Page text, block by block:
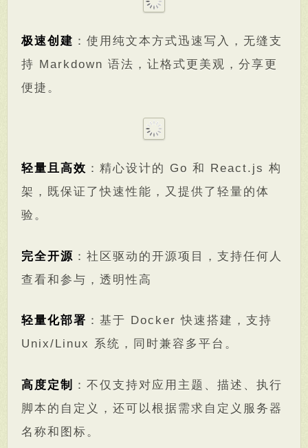
极速创建 ：使用纯文本方式迅速写入，无缝支
持 Markdown 语法，让格式更美观，分享更
便捷。
轻量且高效 ：精心设计的 Go 和 React.js 构
架，既保证了快速性能，又提供了轻量的体
验。
完全开源 ：社区驱动的开源项目，支持任何人
查看和参与，透明性高
轻量化部署 ：基于 Docker 快速搭建，支持
Unix/Linux 系统，同时兼容多平台。
高度定制
：不仅支持对应用主题、描述、执行
脚本的自定义，还可以根据需求自定义服务器
名称和图标。